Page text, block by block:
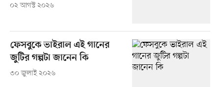
০২ আগস্ট ২০২৬
ফেসবুকে ভাইরাল এই গানের
জুটির গল্পটা জানেন কি
৩০ জুলাই ২০২৬